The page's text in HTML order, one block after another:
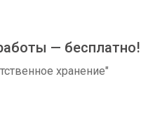
— бесплатно!
хранение"